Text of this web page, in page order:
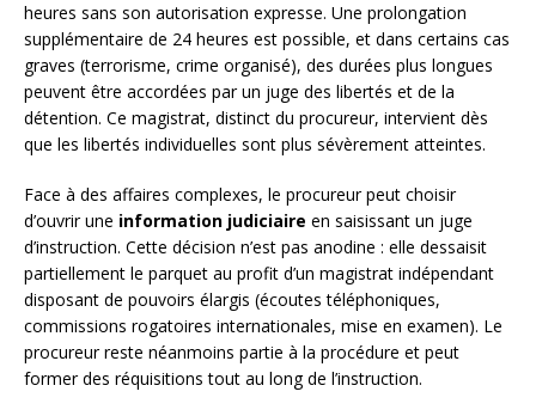
heures sans son autorisation expresse. Une prolongation
supplémentaire de 24 heures est possible, et dans certains cas
graves (terrorisme, crime organisé), des durées plus longues
peuvent être accordées par un juge des libertés et de la
détention. Ce magistrat, distinct du procureur, intervient dès
que les libertés individuelles sont plus sévèrement atteintes.
Face à des affaires complexes, le procureur peut choisir
d’ouvrir une information judiciaire en saisissant un juge
d’instruction. Cette décision n’est pas anodine : elle dessaisit
partiellement le parquet au profit d’un magistrat indépendant
disposant de pouvoirs élargis (écoutes téléphoniques,
commissions rogatoires internationales, mise en examen). Le
procureur reste néanmoins partie à la procédure et peut
former des réquisitions tout au long de l’instruction.